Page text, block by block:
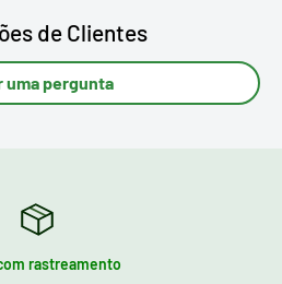
de Clientes
uma pergunta
rastreamento